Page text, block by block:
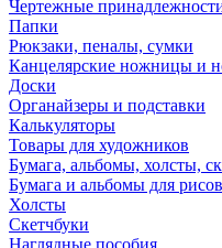
Чертежные
Папки
Рюкзаки, пеналы, сумки
Канцелярские ножницы и
Доски
Органайзеры и подставки
Калькуляторы
Товары для художников
Бумага, альбомы, холсты,
Бумага и альбомы для
Холсты
Скетчбуки
Наглядные пособия